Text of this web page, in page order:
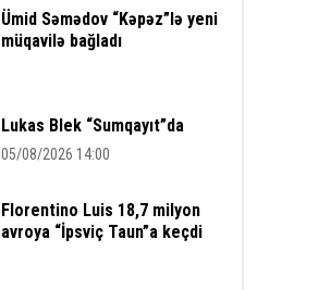
Ümid Səmədov “Kəpəz”lə yeni
müqavilə bağladı
Lukas Blek “Sumqayıt”da
05/08/2026 14:00
Florentino Luis 18,7 milyon
avroya “İpsviç Taun”a keçdi